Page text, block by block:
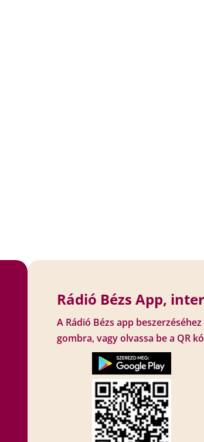
Rádió Bézs App,
A Rádió Bézs app
gombra, vagy olvassa be a QR